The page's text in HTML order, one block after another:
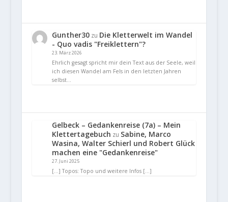
Gunther30zu Die Kletterwelt im Wandel
- Quo vadis "Freiklettern"?
23. März 2026
Ehrlich gesagt spricht mir dein Text aus der Seele, weil
ich diesen Wandel am Fels in den letzten Jahren
selbst…
Gelbeck – Gedankenreise (7a) – Mein
Klettertagebuch zu Sabine, Marco
Wasina, Walter Schierl und Robert Glück
machen eine "Gedankenreise"
27. Juni 2025
[…] Topos: Topo und weitere Infos […]